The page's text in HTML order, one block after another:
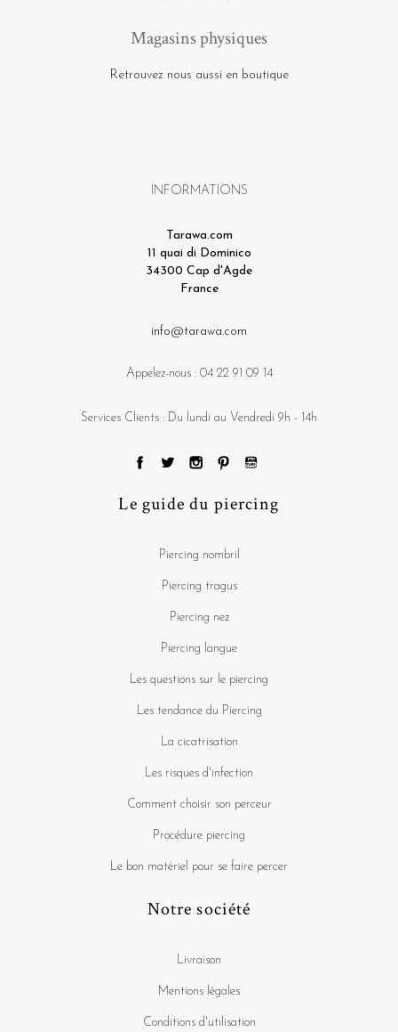
Magasins physiques
Retrouvez nous aussi en boutique
INFORMATIONS
Tarawa.com
11 quai di Dominico
34300 Cap d'Agde
France
info@tarawa.com
Appelez-nous : 04 22 91 09 14
Services Clients : Du lundi au Vendredi 9h - 14h
Le guide du piercing
Piercing nombril
Piercing tragus
Piercing nez
Piercing langue
Les questions sur le piercing
Les tendance du Piercing
La cicatrisation
Les risques d'infection
Comment choisir son perceur
Procédure piercing
Le bon matériel pour se faire percer
Notre société
Livraison
Mentions légales
Conditions d'utilisation